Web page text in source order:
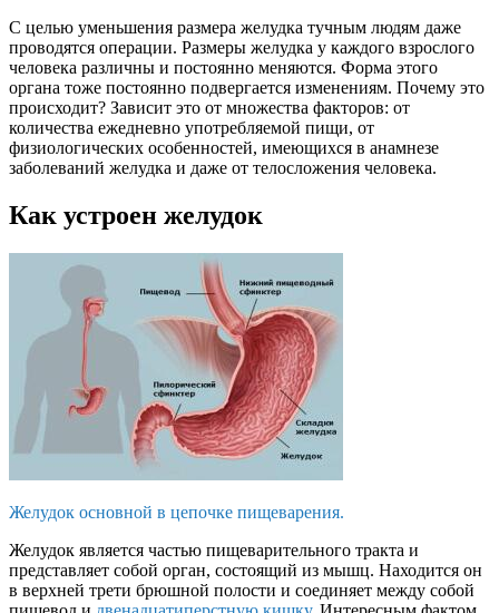
С целью уменьшения размера желудка тучным людям даже
проводятся операции. Размеры желудка у каждого взрослого
человека различны и постоянно меняются. Форма этого
органа тоже постоянно подвергается изменениям. Почему это
происходит? Зависит это от множества факторов: от
количества ежедневно употребляемой пищи, от
физиологических особенностей, имеющихся в анамнезе
заболеваний желудка и даже от телосложения человека.
Как устроен желудок
Желудок основной в цепочке пищеварения.
Желудок является частью пищеварительного тракта и
представляет собой орган, состоящий из мышц. Находится он
в верхней трети брюшной полости и соединяет между собой